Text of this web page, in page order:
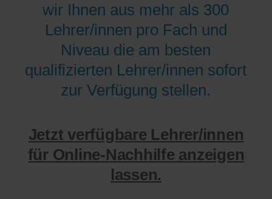
wir Ihnen aus mehr als 300
Lehrer/innen pro Fach und
Niveau die am besten
qualifizierten Lehrer/innen sofort
zur Verfügung stellen.
Jetzt verfügbare Lehrer/innen
für Online-Nachhilfe anzeigen
lassen.